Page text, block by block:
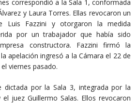
correspondió a la Sala 1, conformada
y Laura Torres. Ellas revocaron un
Luis Fazzini y otorgaron la medida
por un trabajador que había sido
constructora. Fazzini firmó la
apelación ingresó a la Cámara el 22 de
viernes pasado.
dictada por la Sala 3, integrada por la
juez Guillermo Salas. Ellos revocaron